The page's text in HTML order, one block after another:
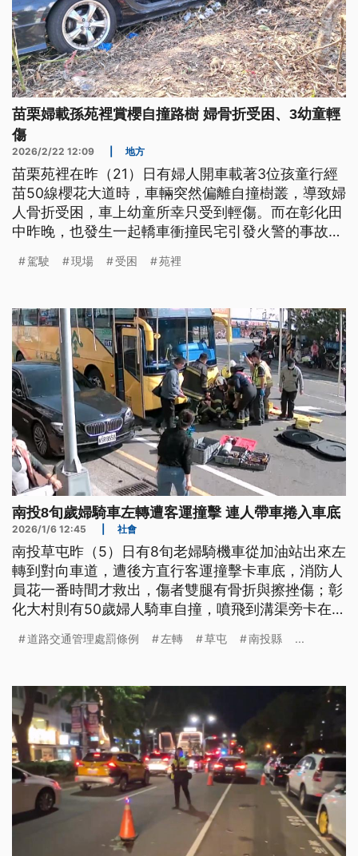
苗栗婦載孫苑裡賞櫻自撞路樹 婦骨折受困、3幼童輕
傷
2026/2/22 12:09 地方
苗栗苑裡在昨（21）日有婦人開車載著3位孩童行經
苗50線櫻花大道時，車輛突然偏離自撞樹叢，導致婦
人骨折受困，車上幼童所幸只受到輕傷。而在彰化田
中昨晚，也發生一起轎車衝撞民宅引發火警的事故，
被依公共危險等罪嫌送辦。
駕駛 現場 受困 苑裡
南投8旬歲婦騎車左轉遭客運撞擊 連人帶車捲入車底
2026/1/6 12:45 社會
南投草屯昨（5）日有8旬老婦騎機車從加油站出來左
轉到對向車道，遭後方直行客運撞擊卡車底，消防人
員花一番時間才救出，傷者雙腿有骨折與擦挫傷；彰
化大村則有50歲婦人騎車自撞，噴飛到溝渠旁卡在路
2起車禍原因還有待警方調查。
道路交通管理處罰條例 左轉 草屯 南投縣 ...